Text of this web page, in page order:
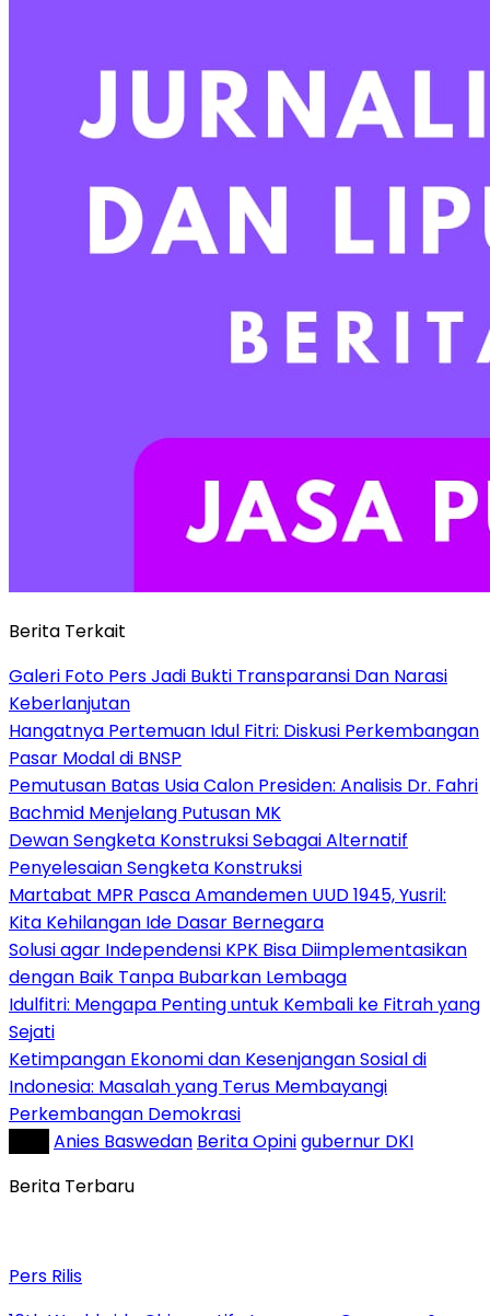
Berita Terkait
Galeri Foto Pers Jadi Bukti Transparansi Dan Narasi
Keberlanjutan
Hangatnya Pertemuan Idul Fitri: Diskusi Perkembangan
Pasar Modal di BNSP
Pemutusan Batas Usia Calon Presiden: Analisis Dr. Fahri
Bachmid Menjelang Putusan MK
Dewan Sengketa Konstruksi Sebagai Alternatif
Penyelesaian Sengketa Konstruksi
Martabat MPR Pasca Amandemen UUD 1945, Yusril:
Kita Kehilangan Ide Dasar Bernegara
Solusi agar Independensi KPK Bisa Diimplementasikan
dengan Baik Tanpa Bubarkan Lembaga
Idulfitri: Mengapa Penting untuk Kembali ke Fitrah yang
Sejati
Ketimpangan Ekonomi dan Kesenjangan Sosial di
Indonesia: Masalah yang Terus Membayangi
Perkembangan Demokrasi
Anies Baswedan Berita Opinigubernur DKI
Berita Terbaru
Pers Rilis